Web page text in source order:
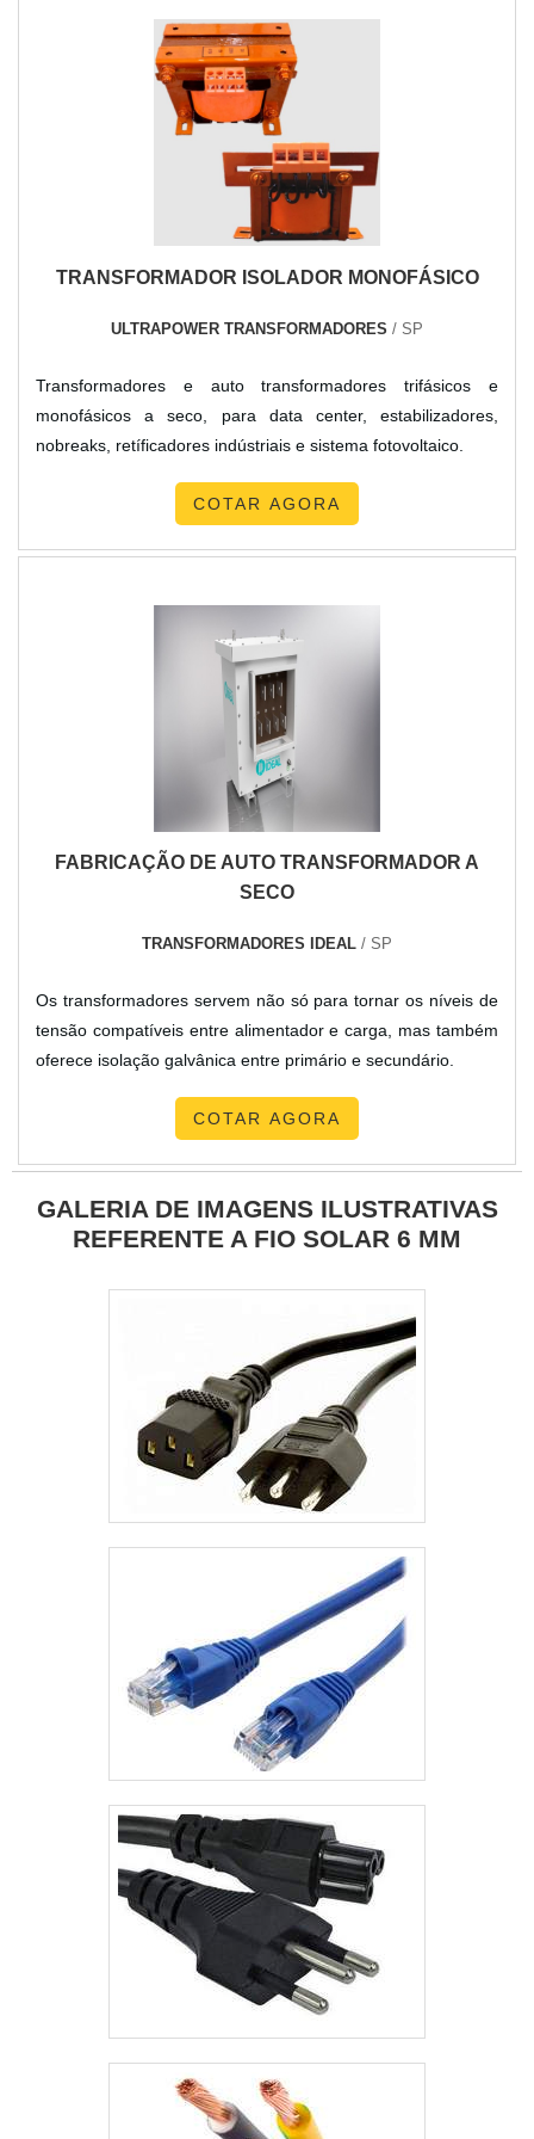
TRANSFORMADOR ISOLADOR MONOFÁSICO
ULTRAPOWER TRANSFORMADORES / SP
Transformadores e auto transformadores trifásicos e
monofásicos a seco, para data center, estabilizadores,
nobreaks, retíficadores indústriais e sistema fotovoltaico.
COTAR AGORA
FABRICAÇÃO DE AUTO TRANSFORMADOR A
SECO
TRANSFORMADORES IDEAL / SP
Os transformadores servem não só para tornar os níveis de
tensão compatíveis entre alimentador e carga, mas também
oferece isolação galvânica entre primário e secundário.
COTAR AGORA
GALERIA DE IMAGENS ILUSTRATIVAS
REFERENTE A FIO SOLAR 6 MM